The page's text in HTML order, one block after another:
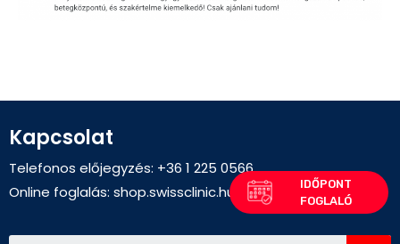
Kapcsolat
Telefonos előjegyzés: +36 1 225 0566
Online foglalás: shop.swissclinic.hu